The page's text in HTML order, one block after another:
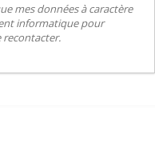
mes données à caractère
informatique pour
recontacter.